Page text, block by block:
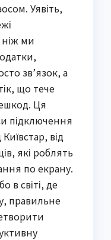
Уявіть,
ми
зв’язок, а
що тече
Ця
підключення
від
які роблять
по екрану.
в світі, де
правильне